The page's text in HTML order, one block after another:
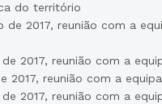
do território
de 2017, reunião com a
2017, reunião com a
2017, reunião com a
2017, reunião com a